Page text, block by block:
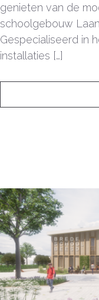
genieten van de
schoolgebouw
Gespecialiseerd in
installaties […]